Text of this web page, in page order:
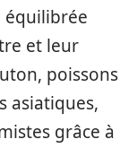
et leur
poissons
asiatiques,
grâce à